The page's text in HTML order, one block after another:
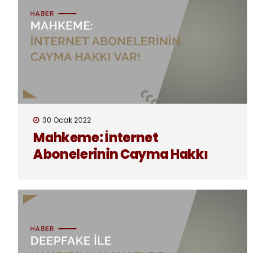
30 Ocak 2022
Mahkeme: İnternet
Abonelerinin Cayma Hakkı